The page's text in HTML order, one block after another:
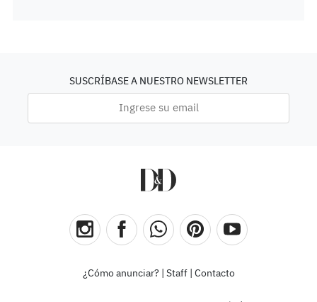
SUSCRÍBASE A NUESTRO NEWSLETTER
¿Cómo anunciar? Staff| Contacto